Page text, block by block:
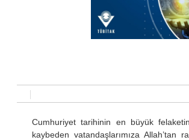
Cumhuriyet tarihinin en büyük
kaybeden vatandaşlarımıza Allah’tan